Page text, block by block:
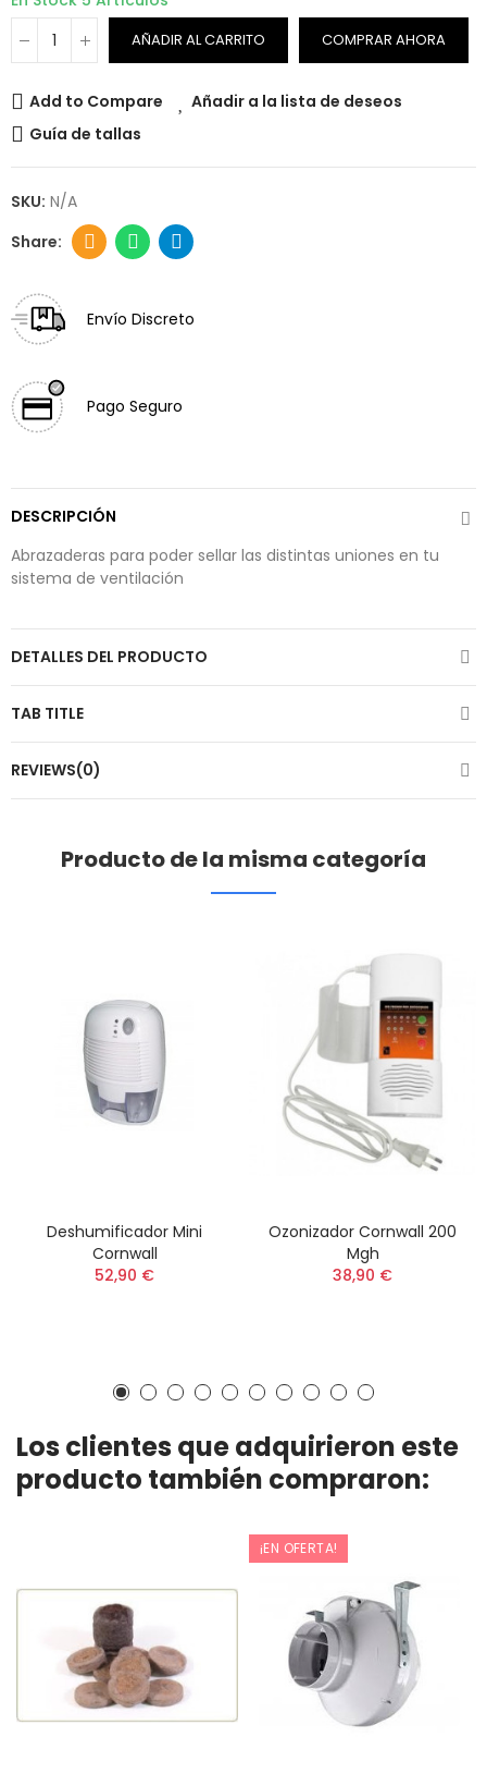
AÑADIR AL CARRITO COMPRAR AHORA
Add to Compare
Añadir a la lista de deseos
Guía de tallas
SKU: N/A
Envío Discreto
Pago Seguro
DESCRIPCIÓN
Abrazaderas para poder sellar las distintas uniones en tu
sistema de ventilación
DETALLES DEL PRODUCTO
TAB TITLE
REVIEWS(0)
Producto de la misma categoría
Deshumificador Mini
Cornwall
52,90 €
Ozonizador Cornwall 200
Mgh
38,90 €
Los clientes que adquirieron este
producto también compraron:
¡EN OFERTA!